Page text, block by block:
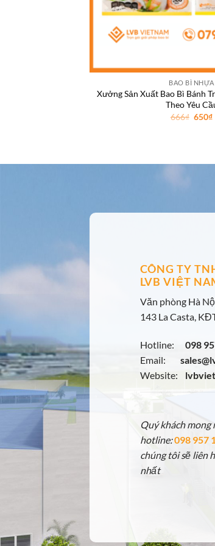
BAO BÌ NHỰA
Xưởng Sản Xuất Bao Bì Bánh
Theo Yêu
666₫ Giá
650₫
CÔNG TY
LVB VIỆT
Văn phòng Hà
143 La Casta,
Hotline:
098
Email:
Website:
Quý khách mong
hotline:098 957
chúng tôi sẽ liên
nhất